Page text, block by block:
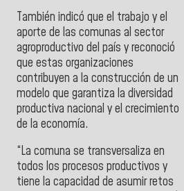
También indicó que el trabajo y el
aporte de las comunas al sector
agroproductivo del país y reconoció
que estas organizaciones
contribuyen a la construcción de un
modelo que garantiza la diversidad
productiva nacional y el crecimiento
de la economía.
“La comuna se transversaliza en
todos los procesos productivos y
tiene la capacidad de asumir retos